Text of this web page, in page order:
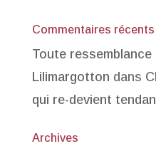
Commentaires récents
Toute
Lilimargotton dans
qui re-devient
Archives